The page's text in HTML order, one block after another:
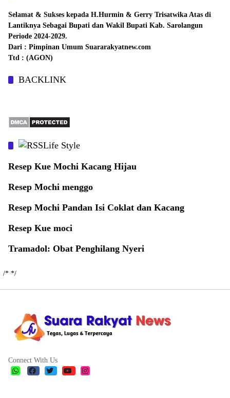
Selamat & Sukses kepada H.Hurmin & Gerry Trisatwika Atas di
Lantiknya Sebagai Bupati dan Wakil Bupati Kab. Sarolangun
Periode 2024-2029.
Dari : Pimpinan Umum Suararakyatnew.com
Ttd : (AGON)
BACKLINK
Life Style
Resep Kue Mochi Kacang Hijau
Resep Mochi menggo
Resep Mochi Pandan Isi Coklat dan Kacang
Resep Kue moci
Tramadol: Obat Penghilang Nyeri
/* */
Connect With Us